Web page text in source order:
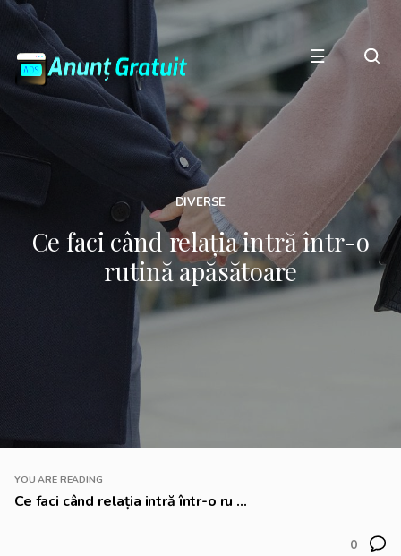
☰
DIVERSE
Ce faci când relația intră într-o
rutină apăsătoare
YOU ARE READING
Ce faci când relația intră într-o ru ...
0